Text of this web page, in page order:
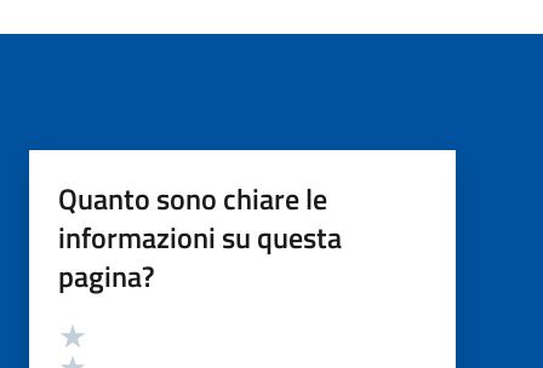
Quanto sono chiare le
informazioni su questa
pagina?
Valutazione